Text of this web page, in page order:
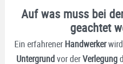
Auf was muss bei
geachtet
Ein erfahrener Handwerkerwird
Untergrundvor derVerlegung